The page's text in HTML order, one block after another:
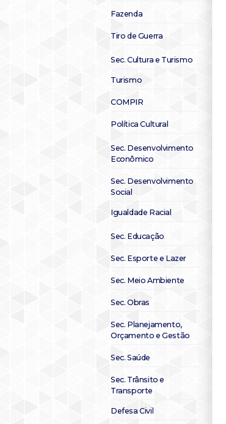
Fazenda
Tiro de Guerra
Sec. Cultura e Turismo
Turismo
COMPIR
Política Cultural
Sec. Desenvolvimento
Econômico
Sec. Desenvolvimento
Social
Igualdade Racial
Sec. Educação
Sec. Esporte e Lazer
Sec. Meio Ambiente
Sec. Obras
Sec. Planejamento,
Orçamento e Gestão
Sec. Saúde
Sec. Trânsito e
Transporte
Defesa Civil